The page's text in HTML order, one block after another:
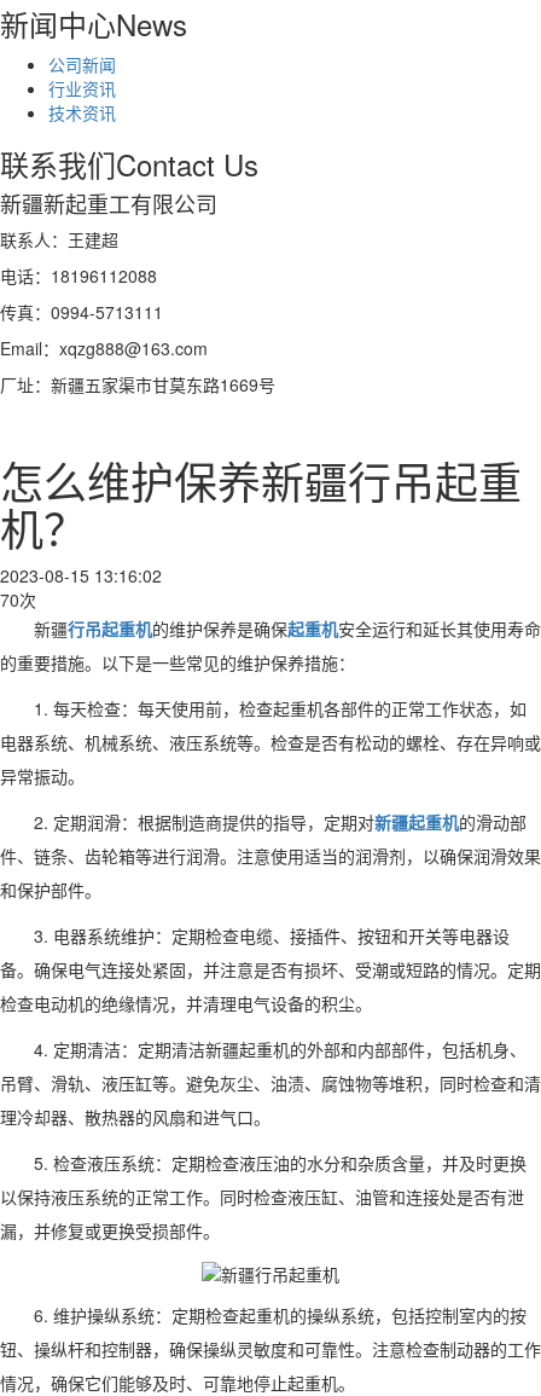
新闻中心News
公司新闻
行业资讯
技术资讯
联系我们Contact Us
新疆新起重工有限公司
联系人：王建超
电话：18196112088
传真：0994-5713111
Email：xqzg888@163.com
厂址：新疆五家渠市甘莫东路1669号
怎么维护保养新疆行吊起重
机？
2023-08-15 13:16:02
70次
新疆行吊起重机的维护保养是确保起重机安全运行和延长其使用寿命
的重要措施。以下是一些常见的维护保养措施：
1. 每天检查：每天使用前，检查起重机各部件的正常工作状态，如
电器系统、机械系统、液压系统等。检查是否有松动的螺栓、存在异响或
异常振动。
2. 定期润滑：根据制造商提供的指导，定期对新疆起重机的滑动部
件、链条、齿轮箱等进行润滑。注意使用适当的润滑剂，以确保润滑效果
和保护部件。
3. 电器系统维护：定期检查电缆、接插件、按钮和开关等电器设
备。确保电气连接处紧固，并注意是否有损坏、受潮或短路的情况。定期
检查电动机的绝缘情况，并清理电气设备的积尘。
4. 定期清洁：定期清洁新疆起重机的外部和内部部件，包括机身、
吊臂、滑轨、液压缸等。避免灰尘、油渍、腐蚀物等堆积，同时检查和清
理冷却器、散热器的风扇和进气口。
5. 检查液压系统：定期检查液压油的水分和杂质含量，并及时更换
以保持液压系统的正常工作。同时检查液压缸、油管和连接处是否有泄
漏，并修复或更换受损部件。
6. 维护操纵系统：定期检查起重机的操纵系统，包括控制室内的按
钮、操纵杆和控制器，确保操纵灵敏度和可靠性。注意检查制动器的工作
情况，确保它们能够及时、可靠地停止起重机。